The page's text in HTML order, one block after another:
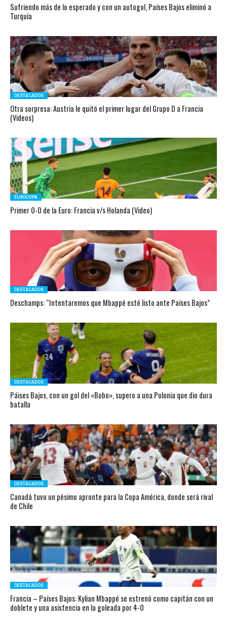
Sufriendo más de lo esperado y con un autogol, Países Bajos eliminó a
Turquía
DESTACADOS
Otra sorpresa: Austria le quitó el primer lugar del Grupo D a Francia
(Videos)
EUROCOPA
Primer 0-0 de la Euro: Francia v/s Holanda (Video)
DESTACADOS
Deschamps: “Intentaremos que Mbappé esté listo ante Países Bajos”
DESTACADOS
Páises Bajos, con un gol del «Bobo», supero a una Polonia que dio dura
batalla
DESTACADOS
Canadá tuvo un pésimo apronte para la Copa América, donde será rival
de Chile
DESTACADOS
Francia – Países Bajos: Kylian Mbappé se estrenó como capitán con un
doblete y una asistencia en la goleada por 4-0